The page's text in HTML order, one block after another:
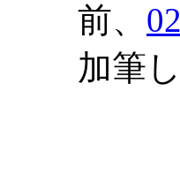
前、
加筆